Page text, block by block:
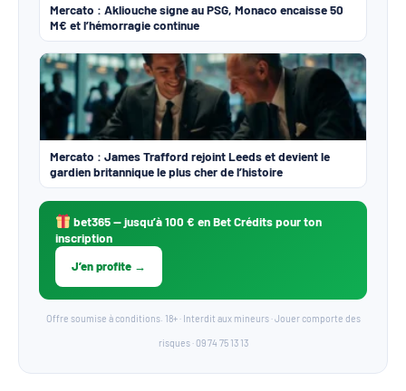
Mercato : Akliouche signe au PSG, Monaco encaisse 50
M€ et l’hémorragie continue
Mercato : James Trafford rejoint Leeds et devient le
gardien britannique le plus cher de l’histoire
bet365— jusqu’à 100 € en Bet Crédits pour ton
inscription
J’en profite →
Offre soumise à conditions. 18+ · Interdit aux mineurs · Jouer comporte des
risques · 09 74 75 13 13